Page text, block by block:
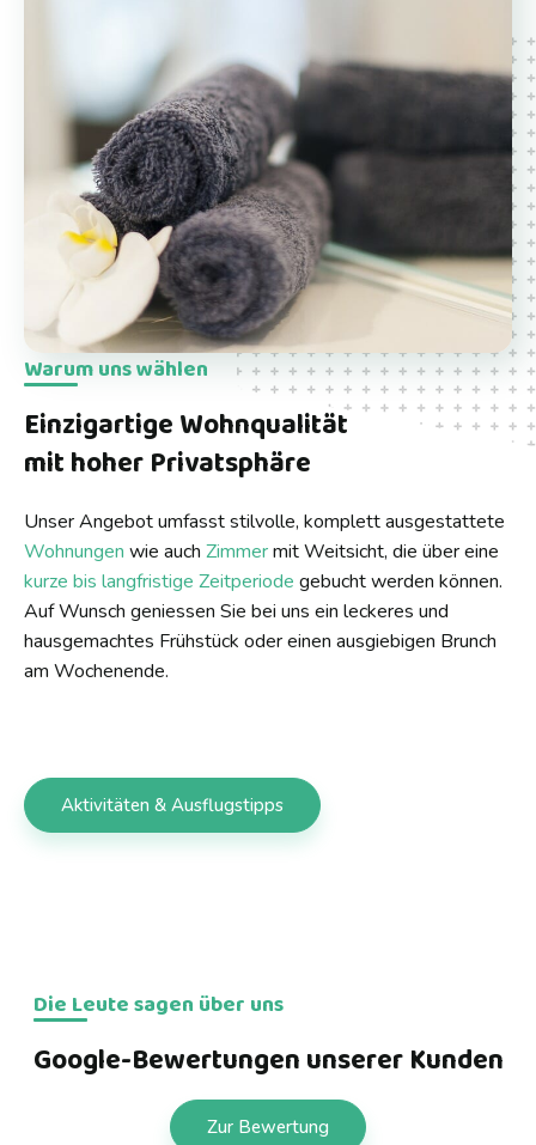
Warum uns wählen
Einzigartige Wohnqualität
mit hoher Privatsphäre
UnserAngebot umfasst stilvolle, komplett ausgestattete
Wohnungen wie auch Zimmermit Weitsicht, die über eine
kurze bis langfristige Zeitperiode gebuchtwerden können.
Auf Wunsch geniessen Sie bei uns ein leckeres und
hausgemachtes Frühstück oder einen ausgiebigen Brunch
am Wochenende.
Aktivitäten & Ausflugstipps
Die Leute sagen über uns
Google-Bewertungen unserer Kunden
Zur Bewertung